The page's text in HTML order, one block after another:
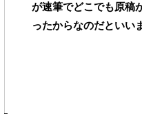
が速筆でどこでも原稿
ったからなのだといい